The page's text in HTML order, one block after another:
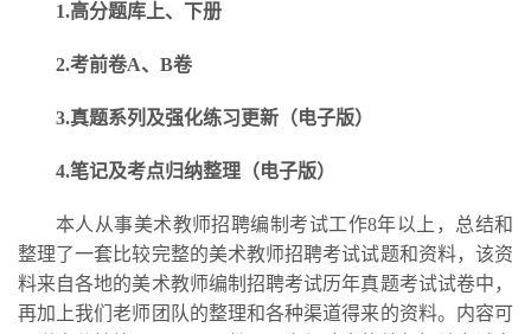
1.高分题库上、下册
2.考前卷A、B卷
3.真题系列及强化练习更新 （电子版）
4.笔记及考点归纳整理（电子版）
本人从事美术教师招聘编制考试工作8年以上，总结和
整理了一套比较完整的美术教师招聘考试试题和资料，该资
料来自各地的美术教师编制招聘考试历年真题考试试卷中，
再加上我们老师团队的整理和各种渠道得来的资料。内容可